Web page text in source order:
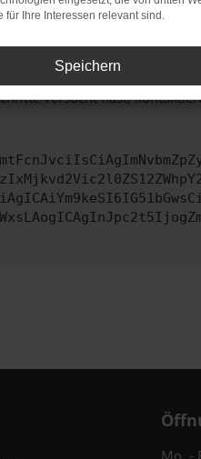
und dein Betriebssystem
ein Sicherheitsrisiko,
versucht hast,
Mo. -
für Ihre Interessen relevant sind.
Speichern